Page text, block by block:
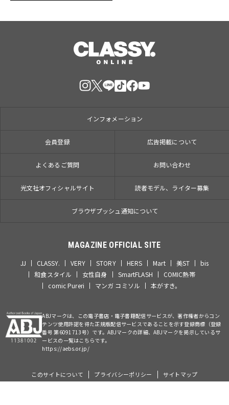
インフォメーション
会員登録 広告掲載について
よくあるご質問 お問い合わせ
光文社オフィシャルサイト 読者モデル、ライター募集
ブラウザプッシュ通知について
MAGAZINE OFFICIAL SITE
JJ CLASSY. VERY STORY HERS Mart 美ST
bis
和食スタイル
女性自身 SmartFLASH
COMIC熱帯
comic Pureri
マンガ コミソル 本がすき。
ABJマークは、この電子書店・電子書籍配信サービスが、著作権者からコン
テンツ使用許諾を得た正規版配信サービスであることを示す登録商標（登録
番号 第6091713号）です。ABJマークの詳細、ABJマークを掲示しているサ
ービスの一覧はこちらです。
https://aebs.or.jp/
このサイトについて プライバシーポリシー サイトマップ